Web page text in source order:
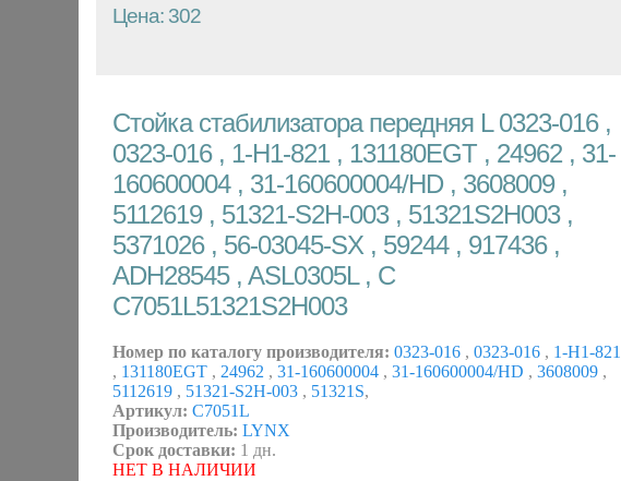
Цена: 302
Стойка стабилизатора передняя L 0323-016 ,
0323-016 , 1-H1-821 , 131180EGT , 24962 , 31-
160600004 , 31-160600004/HD , 3608009 ,
5112619 , 51321-S2H-003 , 51321S2H003 ,
5371026 , 56-03045-SX , 59244 , 917436 ,
ADH28545 , ASL0305L , C
C7051L51321S2H003
Номер по каталогу производителя: 0323-016 , 0323-016 , 1-H1-821
, 131180EGT , 24962 , 31-160600004 , 31-160600004/HD , 3608009 ,
5112619 , 51321-S2H-003 , 51321S,
Артикул: C7051L
Производитель: LYNX
Срок доставки: 1 дн.
НЕТ В НАЛИЧИИ